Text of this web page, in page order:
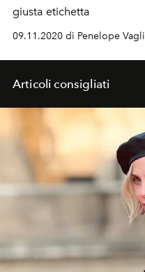
giusta etichetta
09.11.2020 di Penelope
Articoli consigliati